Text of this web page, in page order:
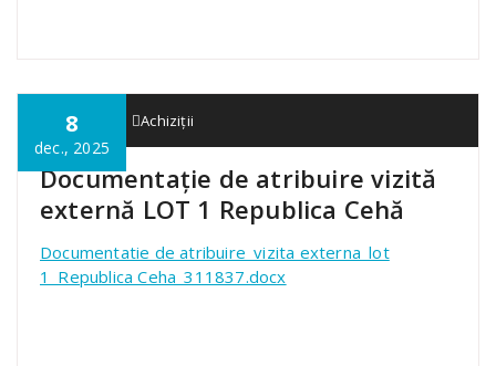
8
dec., 2025
admin01 Achiziții
Documentație de atribuire vizită
externă LOT 1 Republica Cehă
Documentatie de atribuire_vizita externa_lot
1_Republica Ceha_311837.docx